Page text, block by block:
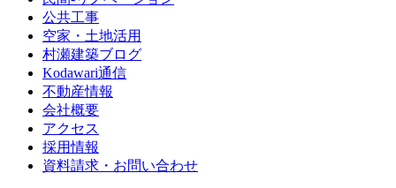
公共工事
空家・土地活用
村瀬建築ブログ
Kodawari通信
不動産情報
会社概要
アクセス
採用情報
資料請求・お問い合わせ